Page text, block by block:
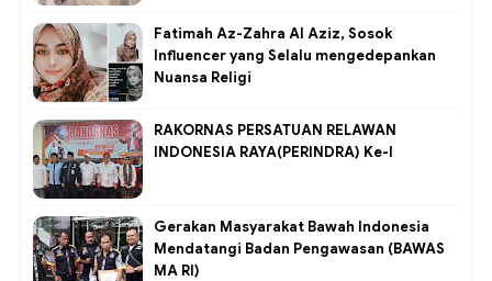
Fatimah Az-Zahra Al Aziz, Sosok
Influencer yang Selalu mengedepankan
Nuansa Religi
RAKORNAS PERSATUAN RELAWAN
INDONESIA RAYA(PERINDRA) Ke-I
Gerakan Masyarakat Bawah Indonesia
Mendatangi Badan Pengawasan (BAWAS
MA RI)